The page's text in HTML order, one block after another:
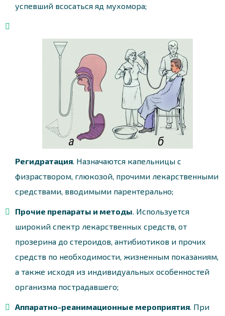
успевший всосаться яд мухомора;
Регидратация . Назначаются капельницы с
физраствором, глюкозой, прочими лекарственными
средствами, вводимыми парентерально;
Прочие препараты и методы . Используется
широкий спектр лекарственных средств, от
прозерина до стероидов, антибиотиков и прочих
средств по необходимости, жизненным показаниям,
а также исходя из индивидуальных особенностей
организма пострадавшего;
Аппаратно-реанимационные мероприятия . При